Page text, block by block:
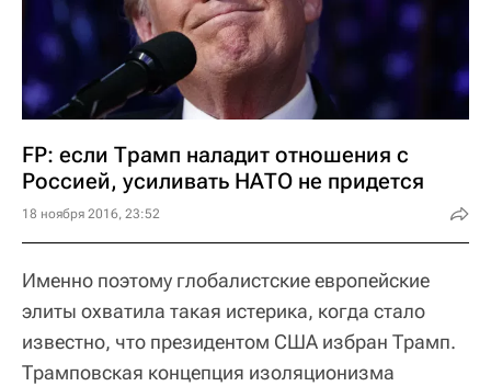
FP: если Трамп наладит отношения с
Россией, усиливать НАТО не придется
18 ноября 2016, 23:52
Именно поэтому глобалистские европейские
элиты охватила такая истерика, когда стало
известно, что президентом США избран Трамп.
Трамповская концепция изоляционизма